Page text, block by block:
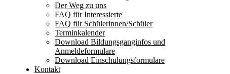
Der Weg zu uns
FAQ für Interessierte
FAQ für Schülerinnen/Schüler
Terminkalender
Download Bildungsganginfos und
Anmeldeformulare
Download Einschulungsformulare
Kontakt